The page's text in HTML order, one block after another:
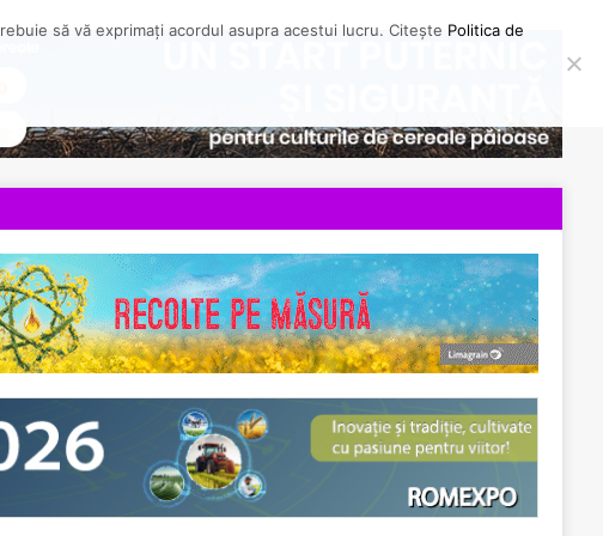
să vă exprimați acordul asupra acestui lucru. Citește Politica de